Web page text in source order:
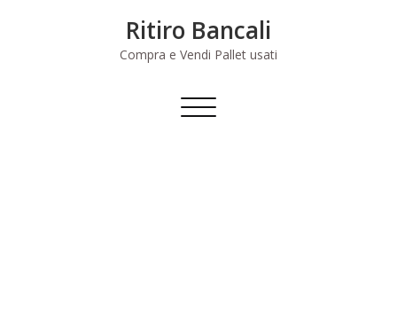
Ritiro Bancali
Compra e Vendi Pallet usati
Commuta